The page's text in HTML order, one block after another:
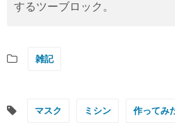
するツーブロック。
雑記
マスク ミシン 作ってみ